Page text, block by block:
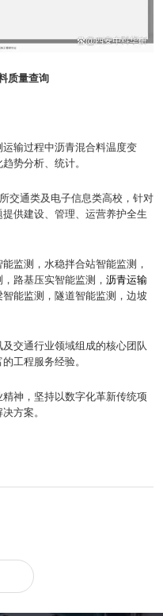
质量查询
输过程中沥青混合料温度变
势分析、统计。
交通类及电子信息类高校，针对
供建设、管理、运营养护全生
监测，水稳拌合站智能监测，
路基压实智能监测， 沥青运输
智能监测，隧道智能监测，边坡
交通行业领域组成的核心团队
工程服务经验。
神，坚持以数字化革新传统项
方案。